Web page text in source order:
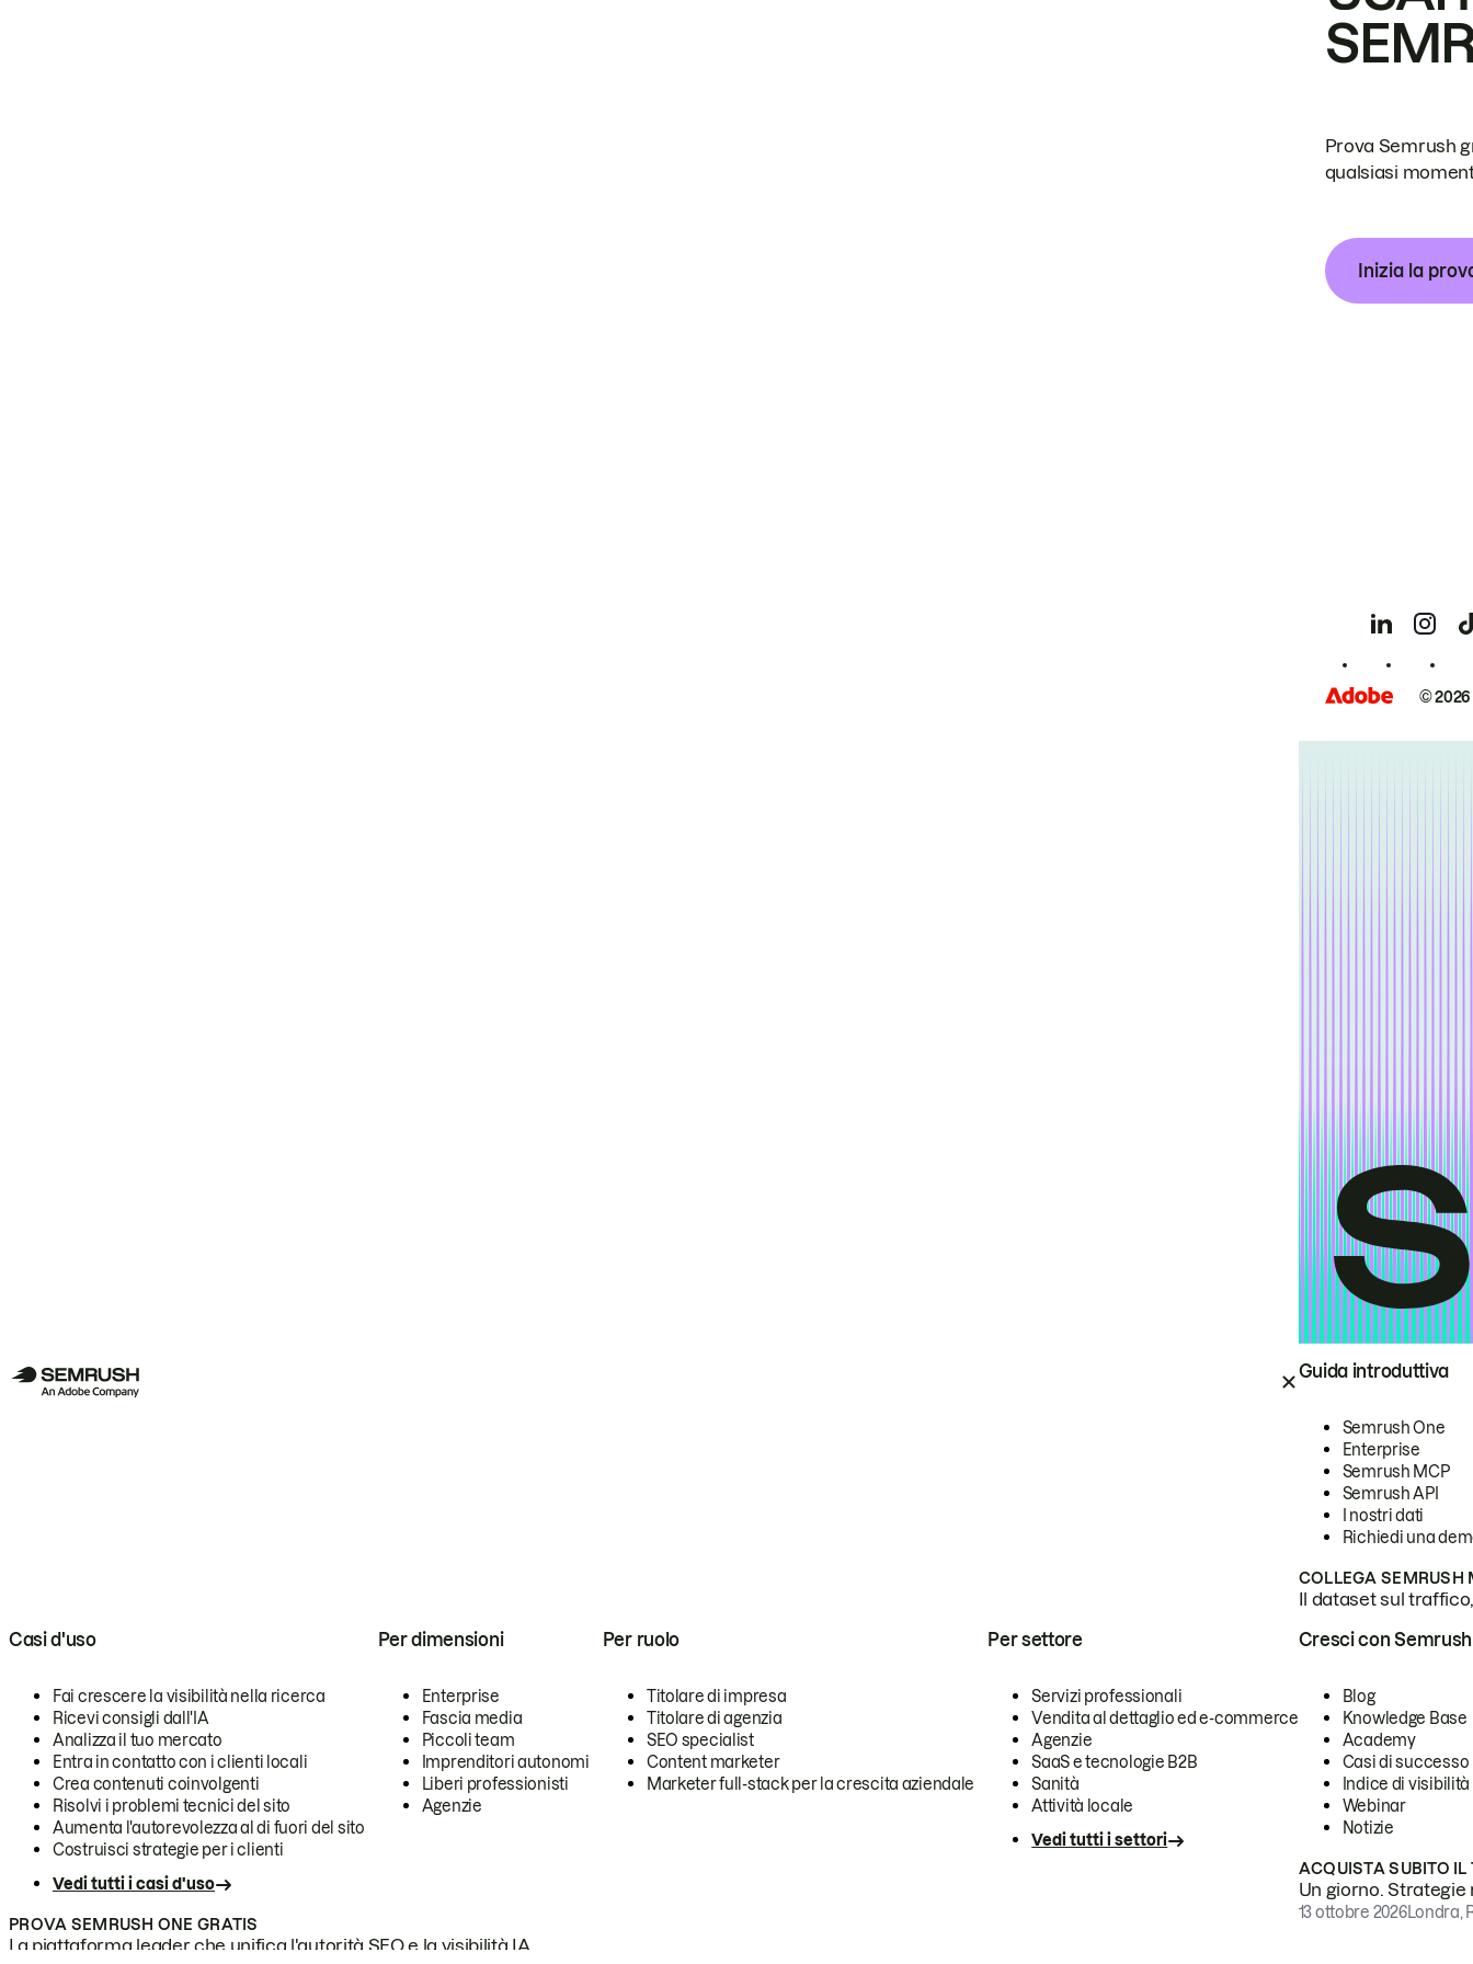
Guida introduttiva
Semrush One
Enterprise
Semrush MCP
Semrush API
I nostri dati
Richiedi una
COLLEGA SEMRUSH
Il dataset sul
Casi d'uso
Fai crescere la visibilità nella ricerca
Ricevi consigli dall'IA
Analizza il tuo mercato
Entra in contatto con i clienti locali
Crea contenuti coinvolgenti
Risolvi i problemi tecnici del sito
Aumenta l'autorevolezza al di fuori del sito
Costruisci strategie per i clienti
Vedi tutti i casi d'uso
Per dimensioni
Enterprise
Fascia media
Piccoli team
Imprenditori autonomi
Liberi professionisti
Agenzie
Per ruolo
Titolare di impresa
Titolare di agenzia
SEO specialist
Content marketer
Marketer full-stack per la crescita aziendale
Per settore
Servizi professionali
Vendita al dettaglio ed e-commerce
Agenzie
SaaS e tecnologie B2B
Sanità
Attività locale
Vedi tutti i settori
PROVA SEMRUSH ONE GRATIS
La piattaforma leader che unifica l'autorità SEO e la visibilità IA.
Cresci con Semrush
Blog
Knowledge Base
Academy
Casi di successo
Indice di visibilità
Webinar
Notizie
ACQUISTA SUBITO IL
Un giorno.
13 ottobre 2026Londra,
Prova Semrush
qualsiasi
Inizia la
©